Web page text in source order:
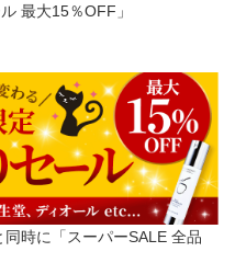
最大15％OFF」
時に「スーパーSALE 全品